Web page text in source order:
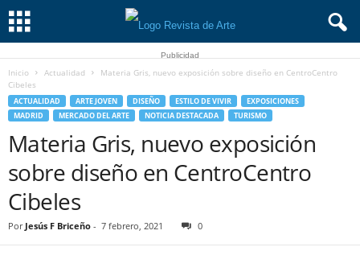
Publicidad
Inicio Actualidad
Materia Gris, nuevo exposición sobre diseño en CentroCentro
Cibeles
ACTUALIDAD ARTE JOVEN DISEÑO ESTILO DE VIVIR
EXPOSICIONES
MADRID
MERCADO DEL ARTE NOTICIA DESTACADA TURISMO
Materia Gris, nuevo exposición
sobre diseño en CentroCentro
Cibeles
Por Jesús F Briceño - 7 febrero, 2021 0